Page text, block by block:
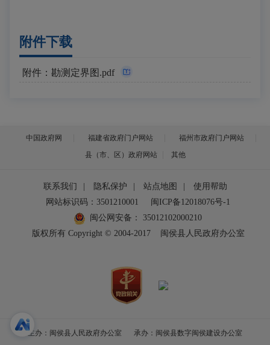
附件下载
附件：勘测定界图.pdf
中国政府网 福建省政府门户网站
福州市政府门户网站
县（市、区）政府网站
其他
联系我们 隐私保护 站点地图
使用帮助
网站标识码：3501210001
闽ICP备12018076号-1
闽公网安备：
35012102000210
版权所有 Copyright © 2004-2017
闽侯县人民政府办公室
主办：闽侯县人民政府办公室 承办：闽侯县数字闽侯建设办公室